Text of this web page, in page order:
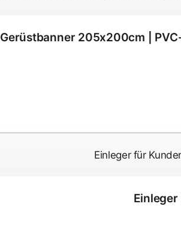
Gerüstbanner 205x200cm |